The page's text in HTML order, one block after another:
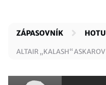
ZÁPASOVNÍK HOTU
ALTAIR „KALASH“ ASKAROV